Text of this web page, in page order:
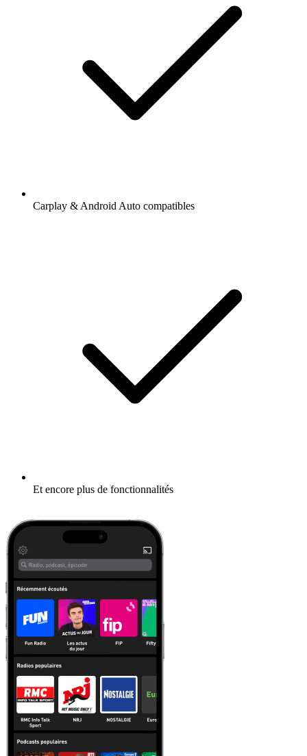
Carplay & Android Auto compatibles
Et encore plus de fonctionnalités